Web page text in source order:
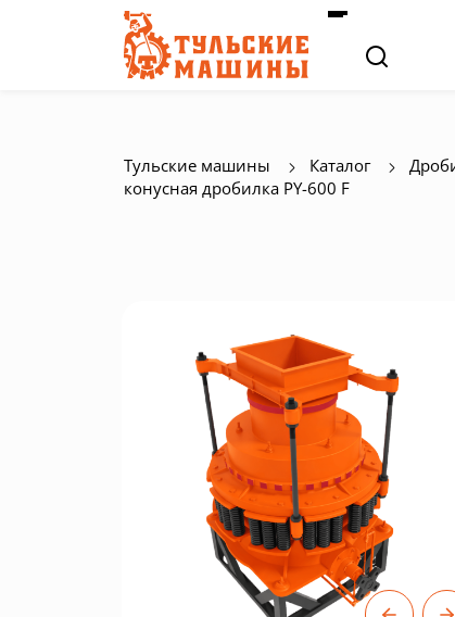
Тульские машины Каталог
конусная дробилка PY-600 F